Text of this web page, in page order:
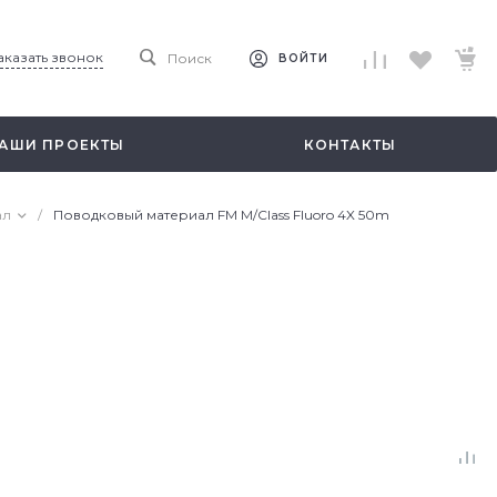
звонок Поиск ВОЙТИ
ПРОЕКТЫ КОНТАКТЫ
/ Поводковый материал FM M/Class Fluoro 4X 50m